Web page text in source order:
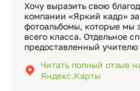
Хочу выразить свою
компании «Яркий кадр»
фотоальбомы, которые мы
всего класса. Отдельное
предоставленный
подчёркивает значимость
Качество альбомов на
Читать полный отзыв
Яндекс.Карты